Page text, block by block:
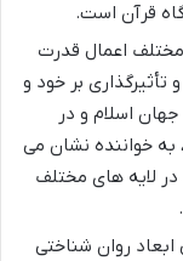
قرآن است.
اعمال قدرت
تأثیرگذاری بر خود و
جهان اسلام و در
خواننده نشان می
لایه های مختلف
روان شناختی